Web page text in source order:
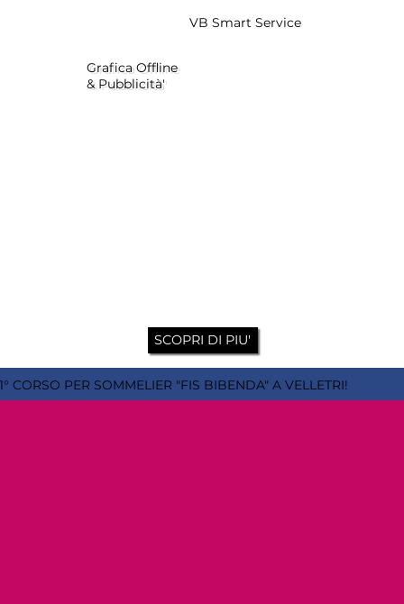
VB Smart Service
SCOPRI DI PIU'
Grafica Offline
& Pubblicità'
1° CORSO PER SOMMELIER "FIS BIBENDA" A VELLETRI!